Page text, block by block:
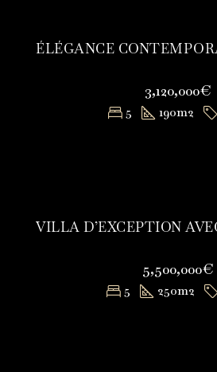
3,120,000€
5 190m2
5,500,000€
5 250m2